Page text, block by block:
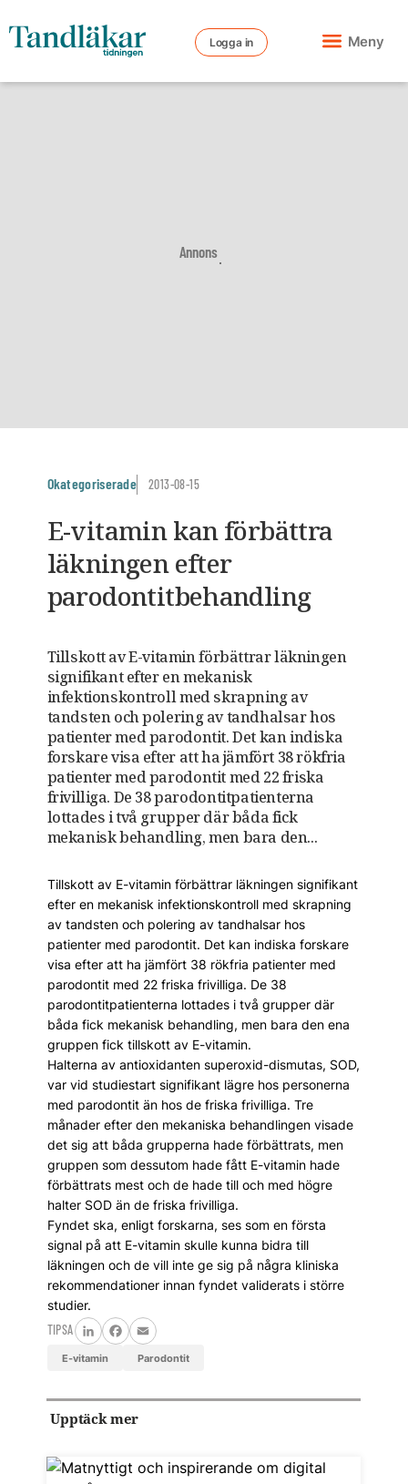
Logga in Meny
Annons
Okategoriserade 2013-08-15
E-vitamin kan förbättra
läkningen efter
parodontitbehandling
Tillskott av E-vitamin förbättrar läkningen
signifikant efter en mekanisk
infektionskontroll med skrapning av
tandsten och polering av tandhalsar hos
patienter med parodontit. Det kan indiska
forskare visa efter att ha jämfört 38 rökfria
patienter med parodontit med 22 friska
frivilliga. De 38 parodontitpatienterna
lottades i två grupper där båda fick
mekanisk behandling, men bara den...
Tillskott av E-vitamin förbättrar läkningen signifikant
efter en mekanisk infektionskontroll med skrapning
av tandsten och polering av tandhalsar hos
patienter med parodontit. Det kan indiska forskare
visa efter att ha jämfört 38 rökfria patienter med
parodontit med 22 friska frivilliga. De 38
parodontitpatienterna lottades i två grupper där
båda fick mekanisk behandling, men bara den ena
gruppen fick tillskott av E-vitamin.
Halterna av antioxidanten superoxid-dismutas, SOD,
var vid studiestart signifikant lägre hos personerna
med parodontit än hos de friska frivilliga. Tre
månader efter den mekaniska behandlingen visade
det sig att båda grupperna hade förbättrats, men
gruppen som dessutom hade fått E-vitamin hade
förbättrats mest och de hade till och med högre
halter SOD än de friska frivilliga.
Fyndet ska, enligt forskarna, ses som en första
signal på att E-vitamin skulle kunna bidra till
läkningen och de vill inte ge sig på några kliniska
rekommendationer innan fyndet validerats i större
studier.
TIPSA
LinkedInFacebook
Email
E-vitamin parodontit
Upptäck mer